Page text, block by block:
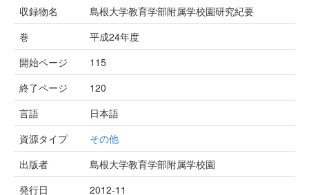
収録物名
島根大学教育学部附属学校園研究紀要
巻
平成24年度
開始ページ
115
終了ページ
120
言語
日本語
資源タイプ
その他
出版者
島根大学教育学部附属学校園
発行日
2012-11